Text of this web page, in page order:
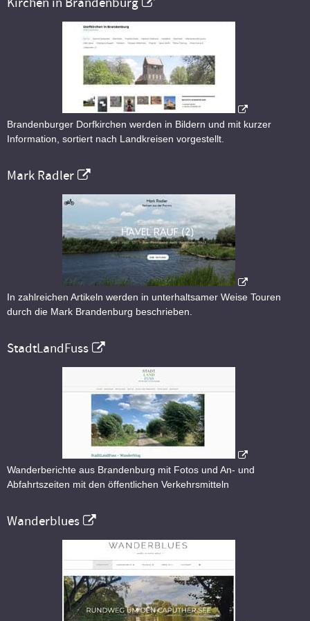
Brandenburger Dorfkirchen werden in Bildern und mit kurzer
Information, sortiert nach Landkreisen vorgestellt.
Mark Radler
In zahlreichen Artikeln werden in unterhaltsamer Weise Touren
durch die Mark Brandenburg beschrieben.
StadtLandFuss
Wanderberichte aus Brandenburg mit Fotos und An- und
Abfahrtszeiten mit den öffentlichen Verkehrsmitteln
Wanderblues